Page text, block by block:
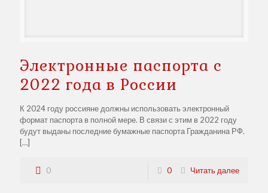
Электронные паспорта с
2022 года в России
К 2024 году россияне должны использовать электронный
формат паспорта в полной мере. В связи с этим в 2022 году
будут выданы последние бумажные паспорта Гражданина РФ.
[…]
0 0 Читать далее